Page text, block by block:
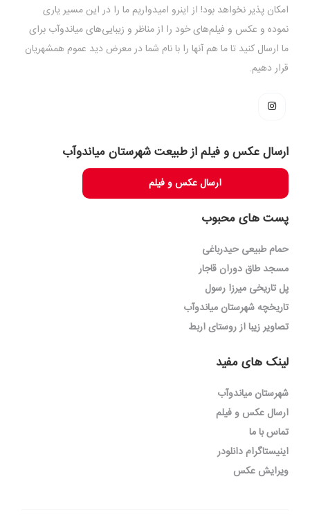
امکان پذیر نخواهد بود! از اینرو امیدواریم ما را در این مسیر یاری
نموده و عکس و فیلم‌های خود را از مناظر و زیبایی‌های میاندوآب برای
ما ارسال کنید تا ما هم آنها را با نام شما در معرض دید عموم همشهریان
قرار دهیم.
ارسال عکس و فیلم از طبیعت شهرستان میاندوآب
ارسال عکس و فیلم
پست های محبوب
حمام طبیعی حیدرباغی
مسجد طاق دوران قاجار
پل تاریخی میرزا رسول
تاریخچه شهرستان میاندوآب
تصاویر زیبا از روستای اربط
لینک های مفید
شهرستان میاندوآب
ارسال عکس و فیلم
تماس با ما
اینیستاگرام دانلودر
ویرایش عکس